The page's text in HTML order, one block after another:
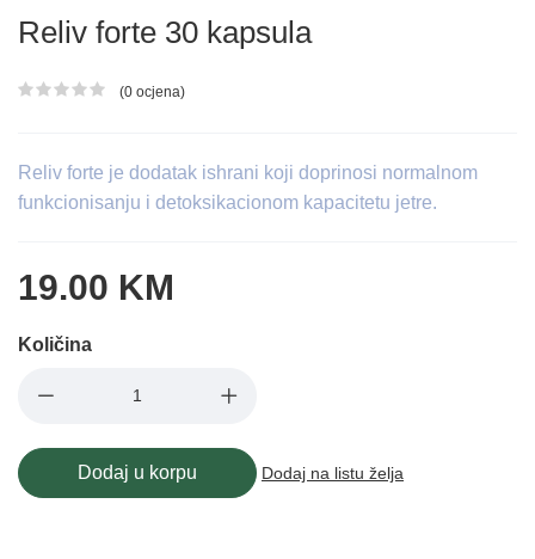
Reliv forte 30 kapsula
Ocjena proizvoda
(0 ocjena)
Reliv forte je dodatak ishrani koji doprinosi normalnom
funkcionisanju i detoksikacionom kapacitetu jetre.
19.00 KM
Količina
Dodaj u korpu Dodaj na listu želja